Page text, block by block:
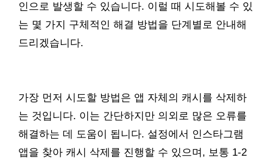
인으로 발생할 수 있습니다. 이럴 때 시도해볼 수 있
는 몇 가지 구체적인 해결 방법을 단계별로 안내해
드리겠습니다.
가장 먼저 시도할 방법은 앱 자체의 캐시를 삭제하
는 것입니다. 이는 간단하지만 의외로 많은 오류를
해결하는 데 도움이 됩니다. 설정에서 인스타그램
앱을 찾아 캐시 삭제를 진행할 수 있으며, 보통 1-2